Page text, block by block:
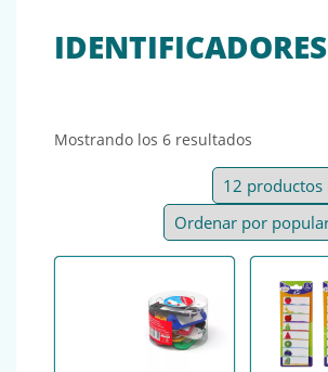
IDENTIFICADORES
Mostrando los 6 resultados